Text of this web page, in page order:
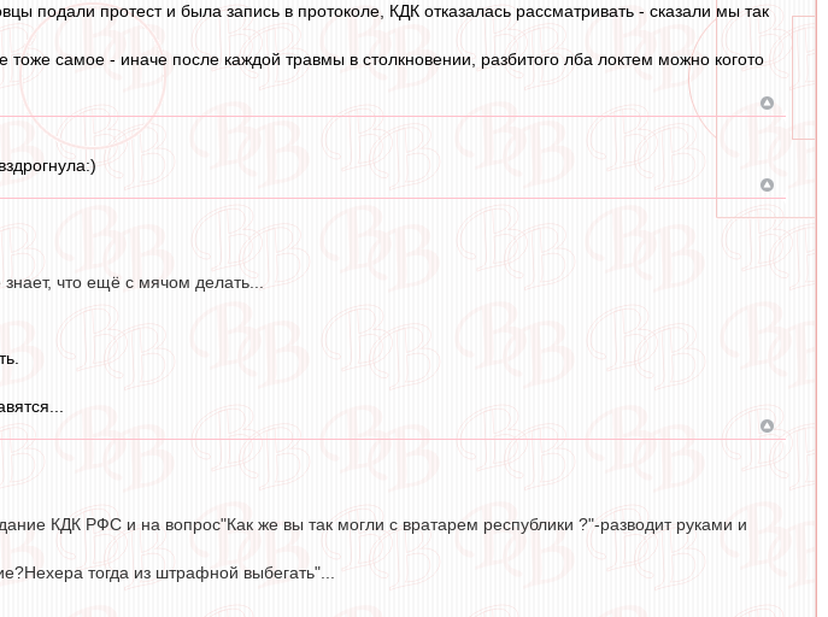
подали протест и была запись в протоколе, КДК отказалась рассматривать - сказали мы так
самое - иначе после каждой травмы в столкновении, разбитого лба локтем можно когото
что ещё с мячом делать...
КДК РФС и на вопрос"Как же вы так могли с вратарем республики ?"-разводит руками и
тогда из штрафной выбегать"...